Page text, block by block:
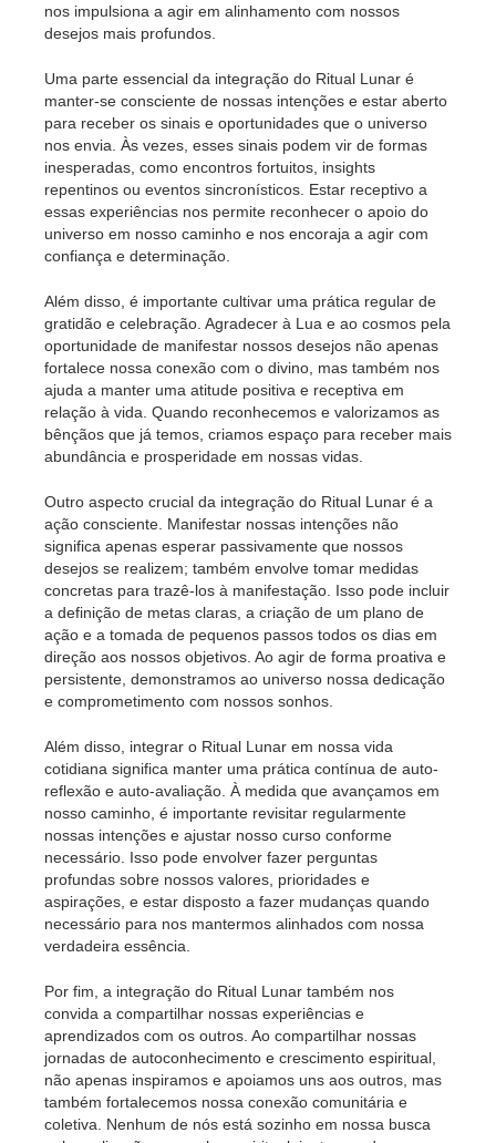
nos impulsiona a agir em alinhamento com nossos
desejos mais profundos.
Uma parte essencial da integração do Ritual Lunar é
manter-se consciente de nossas intenções e estar aberto
para receber os sinais e oportunidades que o universo
nos envia. Às vezes, esses sinais podem vir de formas
inesperadas, como encontros fortuitos, insights
repentinos ou eventos sincronísticos. Estar receptivo a
essas experiências nos permite reconhecer o apoio do
universo em nosso caminho e nos encoraja a agir com
confiança e determinação.
Além disso, é importante cultivar uma prática regular de
gratidão e celebração. Agradecer à Lua e ao cosmos pela
oportunidade de manifestar nossos desejos não apenas
fortalece nossa conexão com o divino, mas também nos
ajuda a manter uma atitude positiva e receptiva em
relação à vida. Quando reconhecemos e valorizamos as
bênçãos que já temos, criamos espaço para receber mais
abundância e prosperidade em nossas vidas.
Outro aspecto crucial da integração do Ritual Lunar é a
ação consciente. Manifestar nossas intenções não
significa apenas esperar passivamente que nossos
desejos se realizem; também envolve tomar medidas
concretas para trazê-los à manifestação. Isso pode incluir
a definição de metas claras, a criação de um plano de
ação e a tomada de pequenos passos todos os dias em
direção aos nossos objetivos. Ao agir de forma proativa e
persistente, demonstramos ao universo nossa dedicação
e comprometimento com nossos sonhos.
Além disso, integrar o Ritual Lunar em nossa vida
cotidiana significa manter uma prática contínua de auto-
reflexão e auto-avaliação. À medida que avançamos em
nosso caminho, é importante revisitar regularmente
nossas intenções e ajustar nosso curso conforme
necessário. Isso pode envolver fazer perguntas
profundas sobre nossos valores, prioridades e
aspirações, e estar disposto a fazer mudanças quando
necessário para nos mantermos alinhados com nossa
verdadeira essência.
Por fim, a integração do Ritual Lunar também nos
convida a compartilhar nossas experiências e
aprendizados com os outros. Ao compartilhar nossas
jornadas de autoconhecimento e crescimento espiritual,
não apenas inspiramos e apoiamos uns aos outros, mas
também fortalecemos nossa conexão comunitária e
coletiva. Nenhum de nós está sozinho em nossa busca